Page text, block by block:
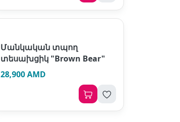
Մանկական տպող
տեսախցիկ "Brown Bear"
28,900 AMD